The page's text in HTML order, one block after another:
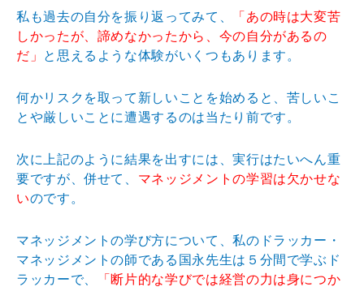
私も過去の自分を振り返ってみて、
「あの時は大変苦
しかったが、諦めなかったから、今の自分があるの
だ」
と思えるような体験がいくつもあります。
何かリスクを取って新しいことを始めると、苦しいこ
とや厳しいことに遭遇するのは当たり前です。
次に上記のように結果を出すには、実行はたいへん重
要ですが、併せて、 マネッジメントの学習は欠かせな
いのです。
マネッジメントの学び方について、私のドラッカー・
マネッジメントの師である国永先生は５分間で学ぶド
ラッカーで、
「断片的な学びでは経営の力は身につか